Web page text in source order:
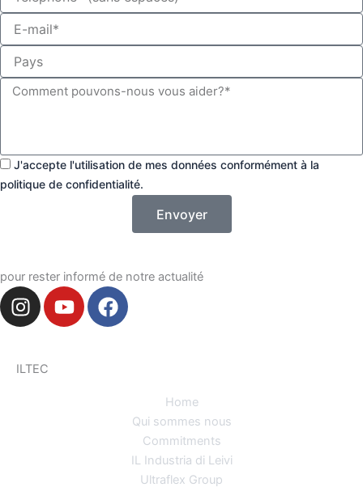
i
E-
mail
Paese
Messaggio
Accetto
utilizzo
dati
J'accepte l'utilisation de mes données conformément à la
politique de confidentialité.
Envoyer
pour rester informé de notre actualité
I
n
a
Y
o
F
a
ILTEC
Home
Qui sommes nous
Commitments
IL Industria di Leivi
Ultraflex Group